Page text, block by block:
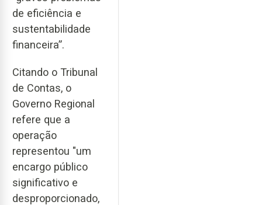
de eficiência e
sustentabilidade
financeira”.
Citando o Tribunal
de Contas, o
Governo Regional
refere que a
operação
representou "um
encargo público
significativo e
desproporcionado,